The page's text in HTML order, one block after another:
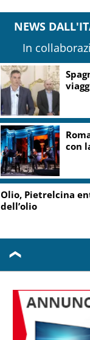
NEWS
In
con
Olio, Pietrelcina
dell’olio
❮